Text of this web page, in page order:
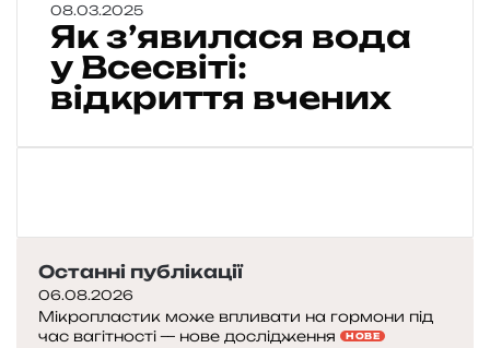
к
з
я
в
л
в
о
а
у
08.03.2025
Як з’явилася вода
у Всесвіті:
відкриття вчених
Останні публікації
06.08.2026
Мікропластик може впливати на гормони під
час вагітності — нове дослідження
НОВЕ